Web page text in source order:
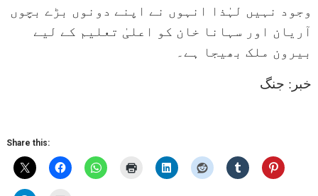
وجود نہیں لہٰذا انہوں نے اپنے دونوں بڑے بچوں
آریان اور سہانا خان کو اعلیٰ تعلیم کے لیے
بیرون ملک بھیجا ہے۔
خبر: جنگ
Share this: